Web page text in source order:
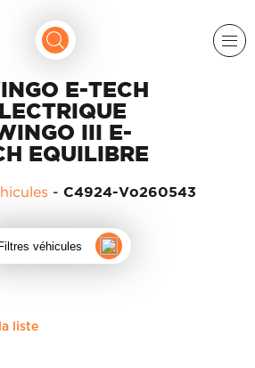
E-TECH
III E-
EQUILIBRE
- C4924-Vo260543
véhicules
liste